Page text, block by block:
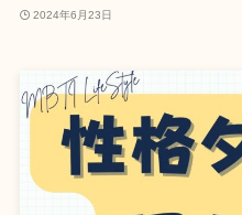
2024年6月23日